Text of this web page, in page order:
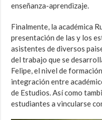
enseñanza-aprendizaje.
Finalmente, la académica
presentación de las y los
asistentes de diversos
del trabajo que se
Felipe, el nivel de
integración entre
de Estudios. Así como
estudiantes a vincularse